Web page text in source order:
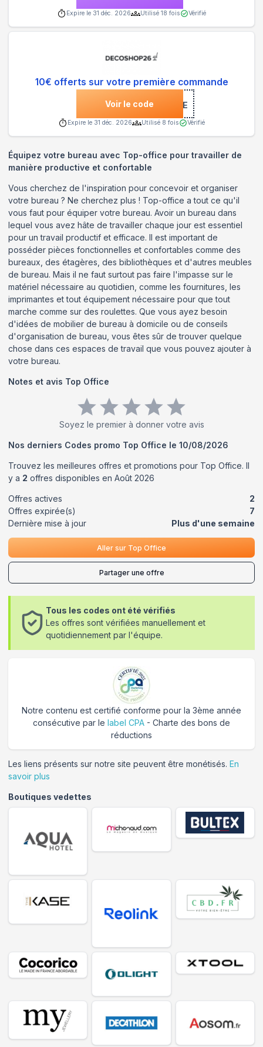
Expire le 31 déc. 2026 Utilisé 18 fois Vérifié
10€ offerts sur votre première commande
Voir le code***COME
Expire le 31 déc. 2026 Utilisé 8 fois Vérifié
Équipez votre bureau avec Top-office pour travailler de
manière productive et confortable
Vous cherchez de l'inspiration pour concevoir et organiser
votre bureau ? Ne cherchez plus ! Top-office a tout ce qu'il
vous faut pour équiper votre bureau. Avoir un bureau dans
lequel vous avez hâte de travailler chaque jour est essentiel
pour un travail productif et efficace. Il est important de
posséder pièces fonctionnelles et confortables comme des
bureaux, des étagères, des bibliothèques et d'autres meubles
de bureau. Mais il ne faut surtout pas faire l'impasse sur le
matériel nécessaire au quotidien, comme les fournitures, les
imprimantes et tout équipement nécessaire pour que tout
marche comme sur des roulettes. Que vous ayez besoin
d'idées de mobilier de bureau à domicile ou de conseils
d'organisation de bureau, vous êtes sûr de trouver quelque
chose dans ces espaces de travail que vous pouvez ajouter à
votre bureau.
Notes et avis Top Office
Soyez le premier à donner votre avis
Nos derniers Codes promo Top Office le 10/08/2026
Trouvez les meilleures offres et promotions pour Top Office. Il
y a 2 offres disponibles en Août 2026
Offres actives
2
Offres expirée(s)
7
Dernière mise à jour
Plus d'une semaine
Aller sur Top Office
Partager une offre
Tous les codes ont été vérifiés
Les offres sont vérifiées manuellement et
quotidiennement par l'équipe.
Notre contenu est certifié conforme pour la 3ème année
consécutive par le label CPA - Charte des bons de
réductions
Les liens présents sur notre site peuvent être monétisés. En
savoir plus
Boutiques vedettes